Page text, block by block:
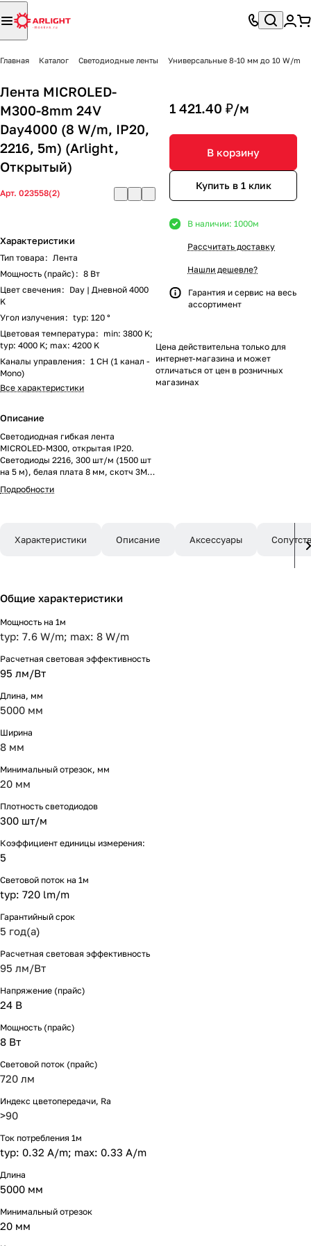
Главная Каталог Светодиодные ленты Универсальные 8-10 мм до 10 W/m
Лента MICROLED-
M300-8mm 24V
Day4000 (8 W/m, IP20,
2216, 5m) (Arlight,
Открытый)
Арт. 023558(2)
Характеристики
Тип товара : Лента
Мощность (прайс) : 8 Вт
Цвет свечения : Day | Дневной 4000
K
Угол излучения : typ: 120 °
Цветовая температура : min: 3800 K;
typ: 4000 K; max: 4200 K
Каналы управления : 1 CH (1 канал -
Mono)
Все характеристики
Описание
Светодиодная гибкая лента
MICROLED-M300, открытая IP20.
Светодиоды 2216, 300 шт/м (1500 шт
на 5 м), белая плата 8 мм, скотч 3M.
Цвет ДНЕВНОЙ 4000 K ,
цветопередача CRI >90 , угол 120°.
Цена за 1м.
Подробности
1 421.40 ₽/м
В корзину
Купить в 1 клик
В наличии: 1000м
Рассчитать доставку
Нашли дешевле?
Гарантия и сервис на весь
ассортимент
Цена действительна только для
интернет-магазина и может
отличаться от цен в розничных
магазинах
Характеристики Описание Аксессуары
Общие характеристики
Мощность на 1м
typ: 7.6 W/m; max: 8 W/m
Расчетная световая эффективность
95 лм/Вт
Длина, мм
5000 мм
Ширина
8 мм
Минимальный отрезок, мм
20 мм
Плотность светодиодов
300 шт/м
Коэффициент единицы измерения:
5
Световой поток на 1м
typ: 720 lm/m
Гарантийный срок
5 год(а)
Расчетная световая эффективность
95 лм/Вт
Напряжение (прайс)
24 В
Мощность (прайс)
8 Вт
Световой поток (прайс)
720 лм
Индекс цветопередачи, Ra
>90
Ток потребления 1м
typ: 0.32 A/m; max: 0.33 A/m
Длина
5000 мм
Минимальный отрезок
20 мм